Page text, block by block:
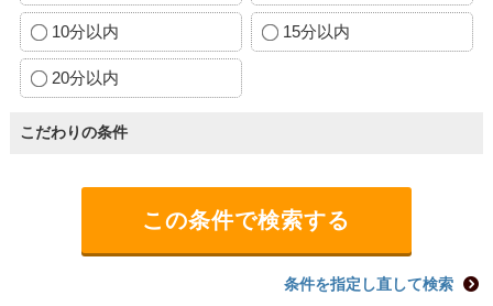
10分以内 15分以内
20分以内
こだわりの条件
条件を指定し直して検索